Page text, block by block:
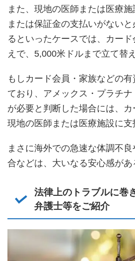
また、現地の医師または医療
または保証金の支払いがない
るといったケースでは、カー
えで、5,000米ドルまで立て替
もしカード会員・家族などの
ており、アメックス・プラチナ
が必要と判断した場合には、
現地の医師または医療施設に支
まさに海外での急速な体調不
合などは、大いなる安心感があ
法律上のトラブルに巻
弁護士等をご紹介